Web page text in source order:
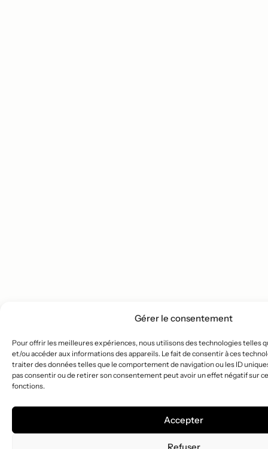
Gérer le consentement
Pour offrir les meilleures expériences, nous utilisons des technologies telles
et/ou accéder aux informations des appareils. Le fait de consentir à ces
traiter des données telles que le comportement de navigation ou les ID
pas consentir ou de retirer son consentement peut avoir un effet négatif sur
fonctions.
Accepter
Refuser